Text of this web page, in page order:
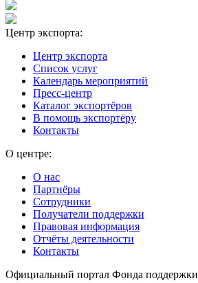
Центр экспорта:
Центр экспорта
Список услуг
Календарь мероприятий
Пресс-центр
Каталог экспортёров
В помощь экспортёру
Контакты
О центре:
О нас
Партнёры
Сотрудники
Получатели поддержки
Правовая информация
Отчёты деятельности
Контакты
Официальный портал Фонда поддержки